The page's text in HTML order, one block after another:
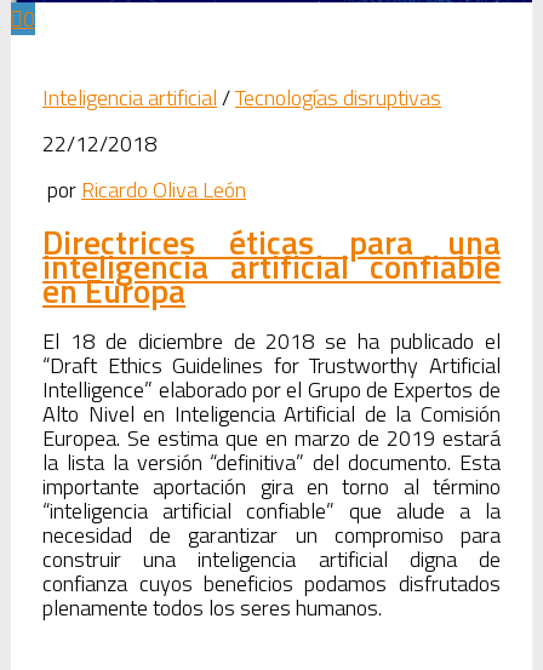
0
Inteligencia artificial/Tecnologías disruptivas
22/12/2018
porRicardo Oliva León
Directrices éticas para una
inteligencia artificial confiable
en Europa
El 18 de diciembre de 2018 se ha publicado el
“Draft Ethics Guidelines for Trustworthy Artificial
Intelligence” elaborado por el Grupo de Expertos de
Alto Nivel en Inteligencia Artificial de la Comisión
Europea. Se estima que en marzo de 2019 estará
la lista la versión “definitiva” del documento. Esta
importante aportación gira en torno al término
“inteligencia artificial confiable” que alude a la
necesidad de garantizar un compromiso para
construir una inteligencia artificial digna de
confianza cuyos beneficios podamos disfrutados
plenamente todos los seres humanos.